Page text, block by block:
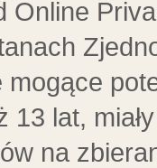
Online
13 lat,
na